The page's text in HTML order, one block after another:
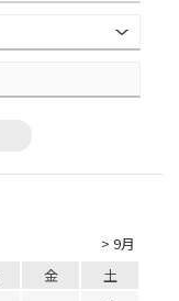
> 9月
金
土